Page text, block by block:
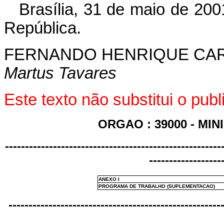
Brasília, 31 de maio de
República.
FERNANDO HENRIQUE
Martus Tavares
Este texto não substitui o
ORGAO : 39000 -
ANEXO I
PROGRAMA DE TRABALHO (SUPLEMENTACAO)